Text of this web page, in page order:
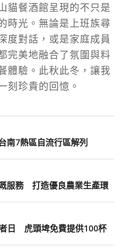
貓餐酒館呈現的不只是
時光。無論是上班族尋
度對話，或是家庭成員
完美地融合了氛圍與料
體驗。此秋此冬，讓我
刻珍貴的回憶。
7熱區自流行區解列
服務 打造優良農業生產環
日 虎頭埤免費提供100杯